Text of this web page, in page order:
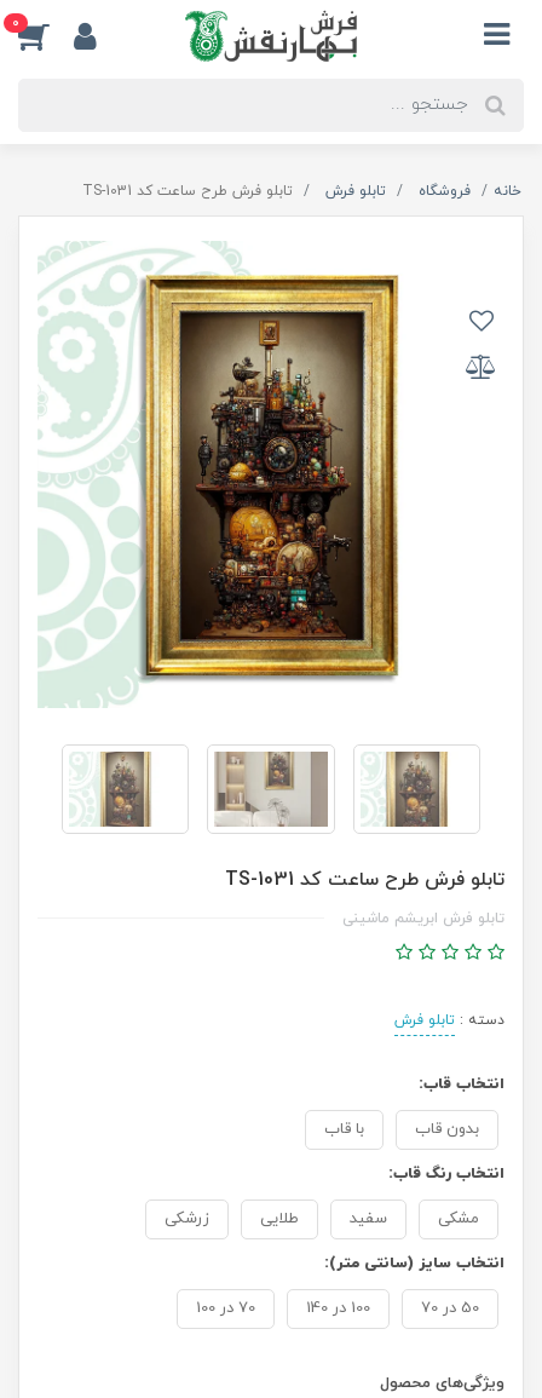
0
خانه فروشگاه تابلو فرش تابلو فرش طرح ساعت کد TS-1031
تابلو فرش طرح ساعت کد TS-1031
تابلو فرش ابریشم ماشینی
دسته : تابلو فرش
انتخاب قاب:
بدون قاب با قاب
انتخاب رنگ قاب:
مشکی سفید طلایی زرشکی
انتخاب سایز (سانتی متر):
50 در 70 100 در 140 70 در 100
ویژگی‌های محصول